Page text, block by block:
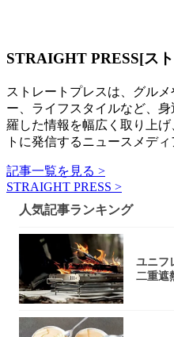
STRAIGHT PRESS[ス
ストレートプレスは、グル
ー、ライフスタイルなど、
羅した情報を幅広く取り上
トに発信するニュースメディ
記事一覧を見る >
STRAIGHT PRESS >
人気記事ランキング
ユニフ
二重遮